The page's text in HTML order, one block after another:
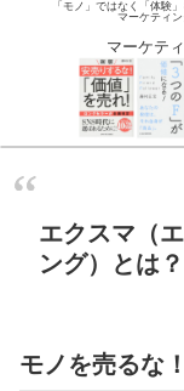
「モノ」ではなく「体験
マーケティン
マーケテ
エクスマ（
ング）とは？
モノを売るな